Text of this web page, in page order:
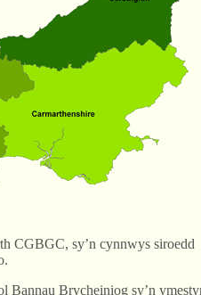
CGBGC, sy’n cynnwys siroedd
Bannau Brycheiniog sy’n